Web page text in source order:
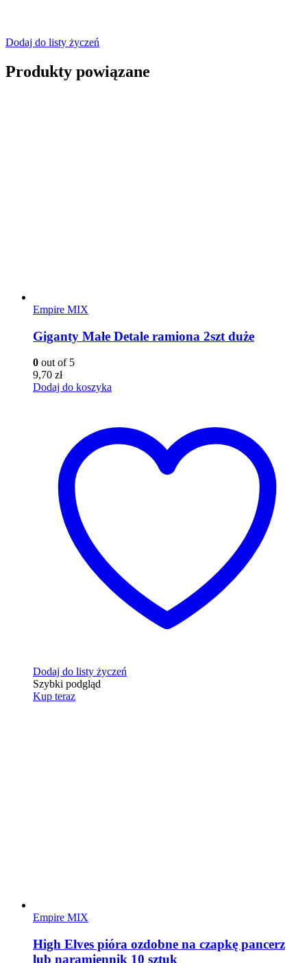
Dodaj do listy życzeń
Produkty powiązane
Empire MIX
Giganty Małe Detale ramiona 2szt duże
0 out of 5
9,70 zł
Dodaj do koszyka
Dodaj do listy życzeń
Szybki podgląd
Kup teraz
Empire MIX
High Elves pióra ozdobne na czapkę pancerz
lub naramiennik 10 sztuk